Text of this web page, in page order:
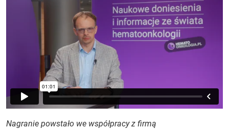
Nagranie powstało we współpracy z firmą